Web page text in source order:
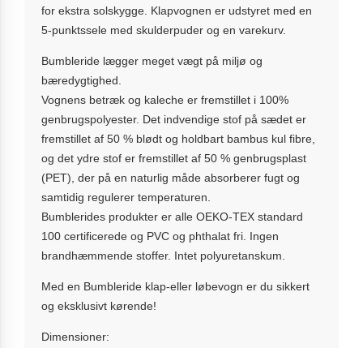
for ekstra solskygge. Klapvognen er udstyret med en
5-punktssele med skulderpuder og en varekurv.
Bumbleride lægger meget vægt på miljø og
bæredygtighed.
Vognens betræk og kaleche er fremstillet i 100%
genbrugspolyester. Det indvendige stof på sædet er
fremstillet af 50 % blødt og holdbart bambus kul fibre,
og det ydre stof er fremstillet af 50 % genbrugsplast
(PET), der på en naturlig måde absorberer fugt og
samtidig regulerer temperaturen.
Bumblerides produkter er alle OEKO-TEX standard
100 certificerede og PVC og phthalat fri. Ingen
brandhæmmende stoffer. Intet polyuretanskum.
Med en Bumbleride klap-eller løbevogn er du sikkert
og eksklusivt kørende!
Dimensioner: